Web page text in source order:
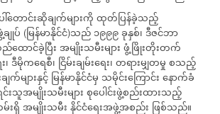
တောင်းဆိုချက်များကို ထုတ်ပြန်ခဲ့သည့်
ျုပ် (မြန်မာနိုင်ငံ)သည် ၁၉၉၉ ခုနှစ်၊ ဒီဇင်ဘာ
ာင်ခဲ့ပြီး အမျိုးသမီးများ ဖွံ့ဖြိုးတိုးတက်
ဒီမိုကရေစီ၊ ငြိမ်းချမ်းရေး၊ တရားမျှတမှု စသည့်
များနှင့် မြန်မာနိုင်ငံမှ သမိုင်းကြောင်း နောက်ခံ
းသူအမျိုးသမီးများ စုပေါင်းဖွဲ့စည်းထားသည့်
မ်းရှိ အမျိုးသမီး နိုင်ငံရေးအဖွဲ့အစည်း ဖြစ်သည်။